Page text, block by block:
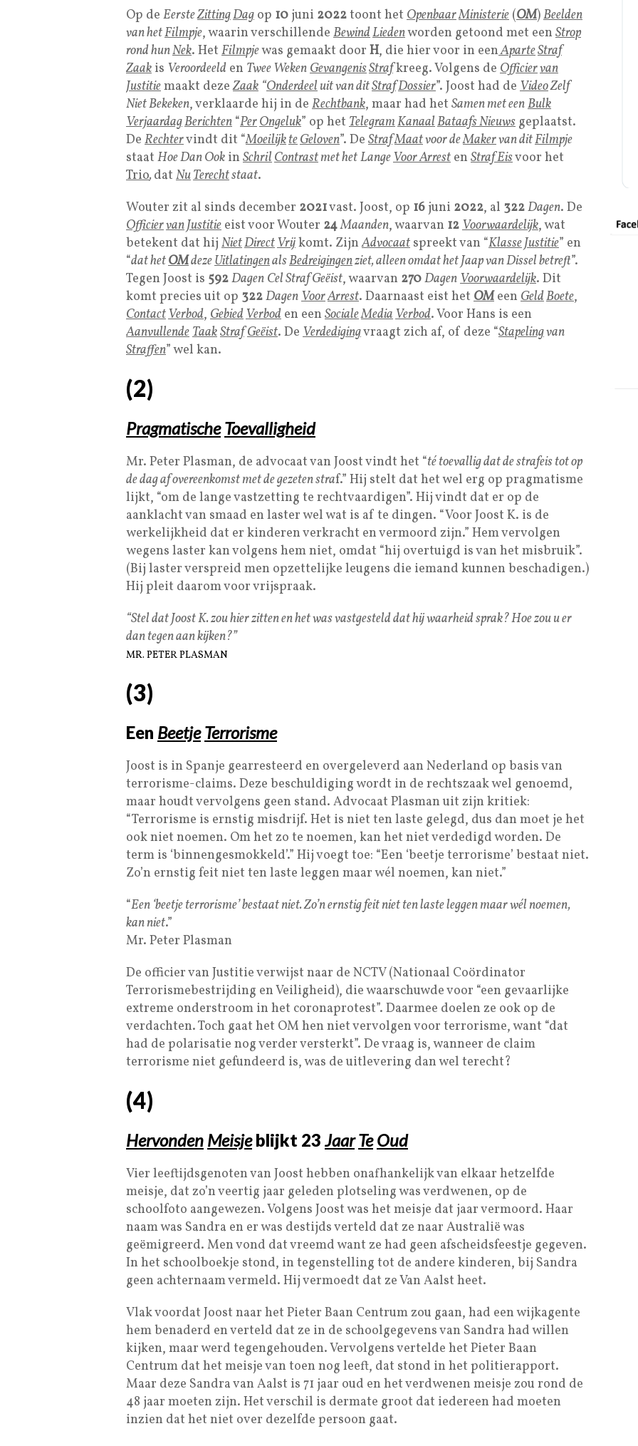
Op de EersteZittingDag op 10 juni 2022toont het OpenbaarMinisterie (OM)Beelden
van hetFilmpje, waarin verschillende BewindLiedenworden getoond met een Strop
rond hunNek. Het Filmpjewas gemaakt door H, die hier voor in eenAparteStraf
Zaak is Veroordeeld en Twee WekenGevangenisStrafkreeg. Volgens de Officiervan
Justitiemaakt dezeZaak “Onderdeeluit van ditStrafDossier”. Joost had de VideoZelf
Niet Bekeken, verklaarde hij in de Rechtbank, maar had het Samen met eenBulk
VerjaardagBerichten “PerOngeluk” op het TelegramKanaalBataafs Nieuws geplaatst.
De Rechtervindt dit “MoeilijkteGeloven”. De StrafMaatvoor deMakervan ditFilmpje
staat Hoe Dan Ook in SchrilContrastmet hetLangeVoor Arrest en Straf Eisvoor het
Trio,dat NuTerechtstaat.
Wouter zit al sinds december 2021vast. Joost, op 16 juni 2022, al 322Dagen. De
OfficiervanJustitie eist voor Wouter 24Maanden, waarvan 12Voorwaardelijk, wat
betekent dat hij NietDirectVrijkomt. ZijnAdvocaat spreekt van “KlasseJustitie” en
“dat hetOMdezeUitlatingenalsBedreigingenziet, alleen omdat het Jaap van Dissel betreft”.
Tegen Joost is 592Dagen Cel Straf Geëist, waarvan 270DagenVoorwaardelijk. Dit
komt precies uit op 322DagenVoorArrest. Daarnaast eist het OMeen GeldBoete,
ContactVerbod, GebiedVerbod en een SocialeMediaVerbod. Voor Hans is een
AanvullendeTaakStrafGeëist. De Verdedigingvraagt zich af, of deze “Stapelingvan
Straffen” wel kan.
(2)
Pragmatische Toevalligheid
Mr. Peter Plasman, de advocaat van Joost vindt het “té toevallig dat de strafeis tot op
de dag af overeenkomst met de gezeten straf.” Hij stelt dat het wel erg op pragmatisme
lijkt, “om de lange vastzetting te rechtvaardigen”. Hij vindt dat er op de
aanklacht van smaad en laster wel wat is af te dingen. “Voor Joost K. is de
werkelijkheid dat er kinderen verkracht en vermoord zijn.” Hem vervolgen
wegens laster kan volgens hem niet, omdat “hij overtuigd is van het misbruik”.
(Bij laster verspreid men opzettelijke leugens die iemand kunnen beschadigen.)
Hij pleit daarom voor vrijspraak.
“Stel dat Joost K. zou hier zitten en het was vastgesteld dat hij waarheid sprak? Hoe zou u er
dan tegen aan kijken?”
MR. PETER PLASMAN
(3)
Een Beetje Terrorisme
Joost is in Spanje gearresteerd en overgeleverd aan Nederland op basis van
terrorisme-claims. Deze beschuldiging wordt in de rechtszaak wel genoemd,
maar houdt vervolgens geen stand. Advocaat Plasman uit zijn kritiek:
“Terrorisme is ernstig misdrijf. Het is niet ten laste gelegd, dus dan moet je het
ook niet noemen. Om het zo te noemen, kan het niet verdedigd worden. De
term is ‘binnengesmokkeld’.” Hij voegt toe: “Een ‘beetje terrorisme’ bestaat niet.
Zo’n ernstig feit niet ten laste leggen maar wél noemen, kan niet.”
“Een ‘beetje terrorisme’ bestaat niet. Zo’n ernstig feit niet ten laste leggen maar wél noemen,
kan niet.”
Mr. Peter Plasman
De officier van Justitie verwijst naar de NCTV (Nationaal Coördinator
Terrorismebestrijding en Veiligheid), die waarschuwde voor “een gevaarlijke
extreme onderstroom in het coronaprotest”. Daarmee doelen ze ook op de
verdachten. Toch gaat het OM hen niet vervolgen voor terrorisme, want “dat
had de polarisatie nog verder versterkt”. De vraag is, wanneer de claim
terrorisme niet gefundeerd is, was de uitlevering dan wel terecht?
(4)
Hervonden Meisjeblijkt 23 Jaar Te Oud
Vier leeftijdsgenoten van Joost hebben onafhankelijk van elkaar hetzelfde
meisje, dat zo’n veertig jaar geleden plotseling was verdwenen, op de
schoolfoto aangewezen. Volgens Joost was het meisje dat jaar vermoord. Haar
naam was Sandra en er was destijds verteld dat ze naar Australië was
geëmigreerd. Men vond dat vreemd want ze had geen afscheidsfeestje gegeven.
In het schoolboekje stond, in tegenstelling tot de andere kinderen, bij Sandra
geen achternaam vermeld. Hij vermoedt dat ze Van Aalst heet.
Vlak voordat Joost naar het Pieter Baan Centrum zou gaan, had een wijkagente
hem benaderd en verteld dat ze in de schoolgegevens van Sandra had willen
kijken, maar werd tegengehouden. Vervolgens vertelde het Pieter Baan
Centrum dat het meisje van toen nog leeft, dat stond in het politierapport.
Maar deze Sandra van Aalst is 71 jaar oud en het verdwenen meisje zou rond de
48 jaar moeten zijn. Het verschil is dermate groot dat iedereen had moeten
inzien dat het niet over dezelfde persoon gaat.